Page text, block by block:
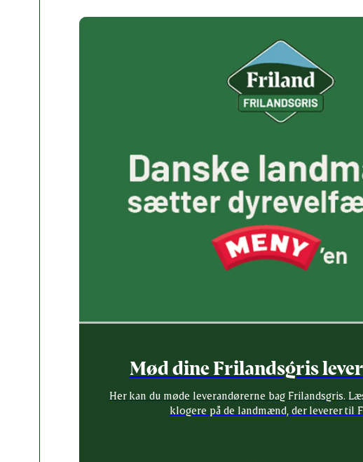
Mød dine Frilandsgris
Her kan du møde leverandørerne bag Frilandsgris.
klogere på de landmænd, der leverer til